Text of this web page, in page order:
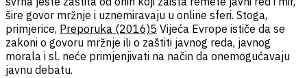
šire govor mržnje i uznemiravaju u online sferi. Stoga,
primjerice, Preporuka (2016)5 Vijeća Evrope ističe da se
zakoni o govoru mržnje ili o zaštiti javnog reda, javnog
morala i sl. neće primjenjivati na način da onemogućavaju
javnu debatu.